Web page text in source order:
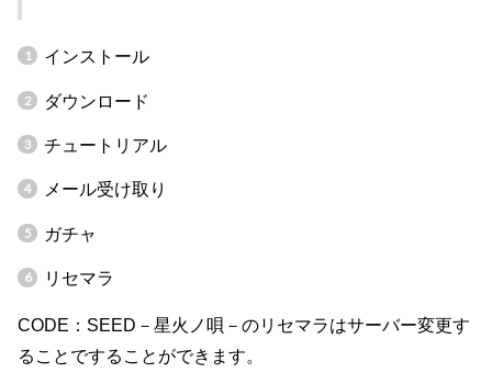
インストール
ダウンロード
チュートリアル
メール受け取り
ガチャ
リセマラ
CODE：SEED－星火ノ唄－のリセマラはサーバー変更す
ることですることができます。